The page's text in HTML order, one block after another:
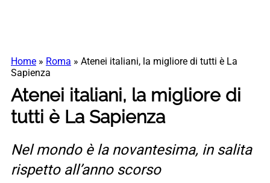
Home » Roma » Atenei italiani, la migliore di tutti è La
Sapienza
Atenei italiani, la migliore di
tutti è La Sapienza
Nel mondo è la novantesima, in salita
rispetto all’anno scorso